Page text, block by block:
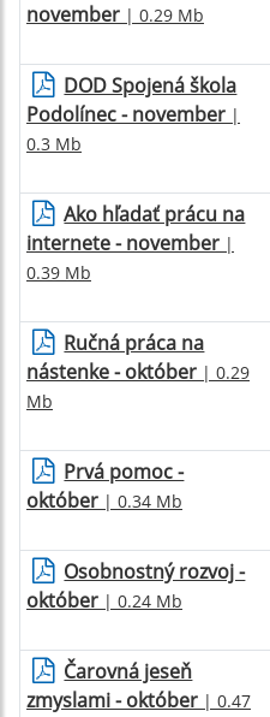
november | 0.29 Mb
DOD Spojená škola
Podolínec - november |
0.3 Mb
Ako hľadať prácu na
internete - november |
0.39 Mb
Ručná práca na
nástenke - október | 0.29
Mb
Prvá pomoc -
október | 0.34 Mb
Osobnostný rozvoj -
október | 0.24 Mb
Čarovná jeseň
zmyslami - október | 0.47